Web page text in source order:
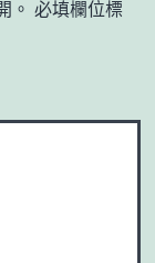
。 必填欄位標